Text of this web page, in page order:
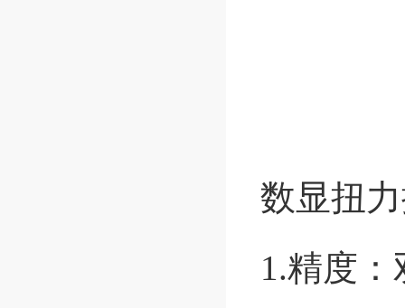
数显扭
1.精度